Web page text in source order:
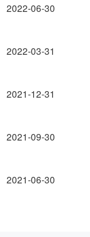
2022-06-30
2022-03-31
2021-12-31
2021-09-30
2021-06-30